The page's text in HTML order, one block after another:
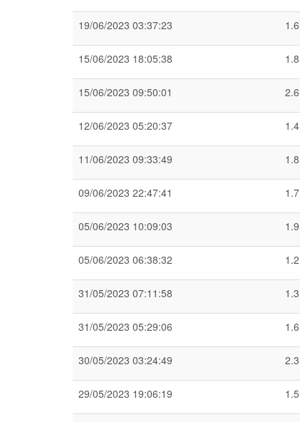
19/06/2023 03:37:23 1.6
15/06/2023 18:05:38 1.8
15/06/2023 09:50:01 2.6
12/06/2023 05:20:37 1.4
11/06/2023 09:33:49 1.8
09/06/2023 22:47:41 1.7
05/06/2023 10:09:03 1.9
05/06/2023 06:38:32 1.2
31/05/2023 07:11:58 1.3
31/05/2023 05:29:06 1.6
30/05/2023 03:24:49 2.3
29/05/2023 19:06:19 1.5